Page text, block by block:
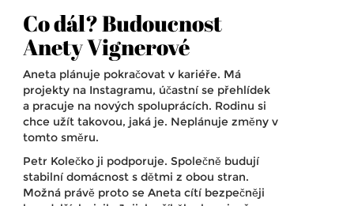
Co dál? Budoucnost
Anety Vignerové
Aneta plánuje pokračovat v kariéře. Má
projekty na Instagramu, účastní se přehlídek
a pracuje na nových spoluprácích. Rodinu si
chce užít takovou, jaká je. Neplánuje změny v
tomto směru.
Petr Kolečko ji podporuje. Společně budují
stabilní domácnost s dětmi z obou stran.
Možná právě proto se Aneta cítí bezpečněji